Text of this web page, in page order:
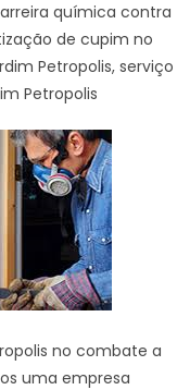
química contra
de cupim no
Petropolis, serviço
Petropolis
no combate a
uma empresa